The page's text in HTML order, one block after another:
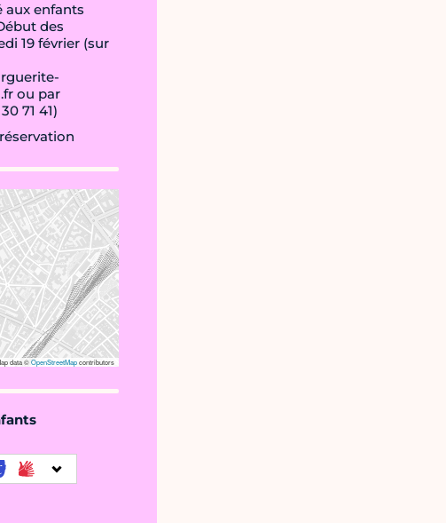
aux enfants
des
19 février (sur
ou par
71 41)
data ©OpenStreetMapcontributors